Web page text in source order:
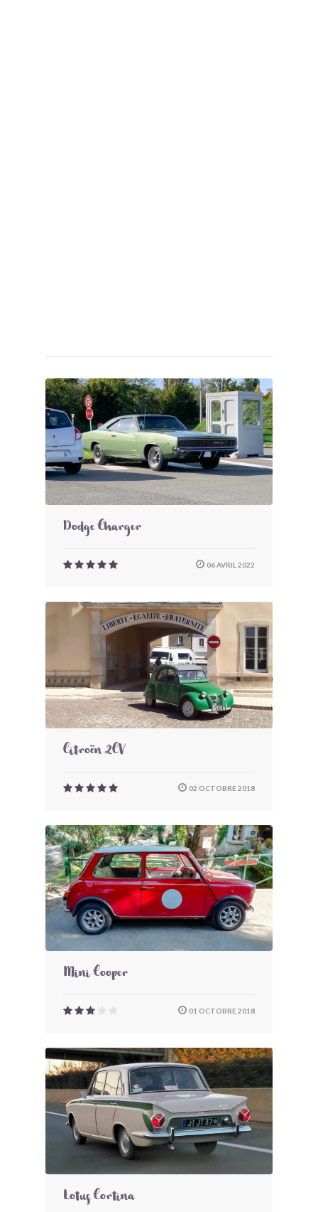
Dodge Charger
06 AVRIL 2022
Citroën 2CV
02 OCTOBRE 2018
Mini Cooper
01 OCTOBRE 2018
Lotus Cortina